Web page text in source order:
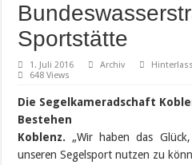
Sportstätte
1. Juli 2016 Archiv
648 Views
Die Segelkameradschaft
Bestehen
Koblenz. „Wir haben das
unseren Segelsport nutzen zu